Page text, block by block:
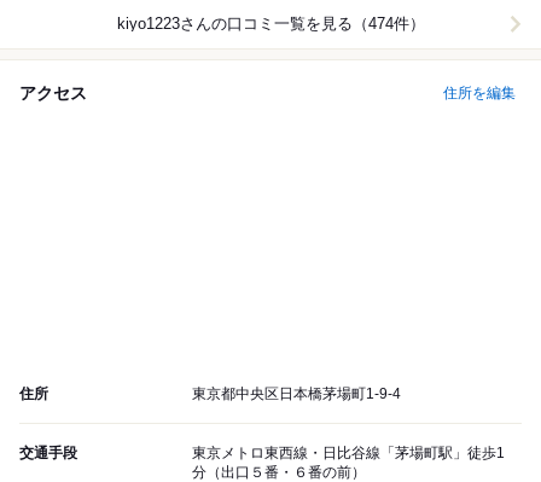
kiyo1223さんの口コミ一覧を見る（474件）
アクセス 住所を編集
住所 東京都中央区日本橋茅場町1-9-4
交通手段
東京メトロ東西線・日比谷線「茅場町駅」徒歩1
分（出口５番・６番の前）